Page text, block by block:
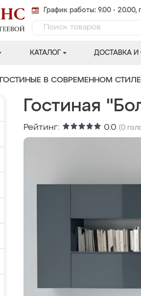
График работы: 9.00 - 20.00,
КАТАЛОГ ДОСТАВКА И
ГОСТИНЫЕ В СОВРЕМЕННОМ СТИЛЕ
Гостиная
Рейтинг: 0.0 (0